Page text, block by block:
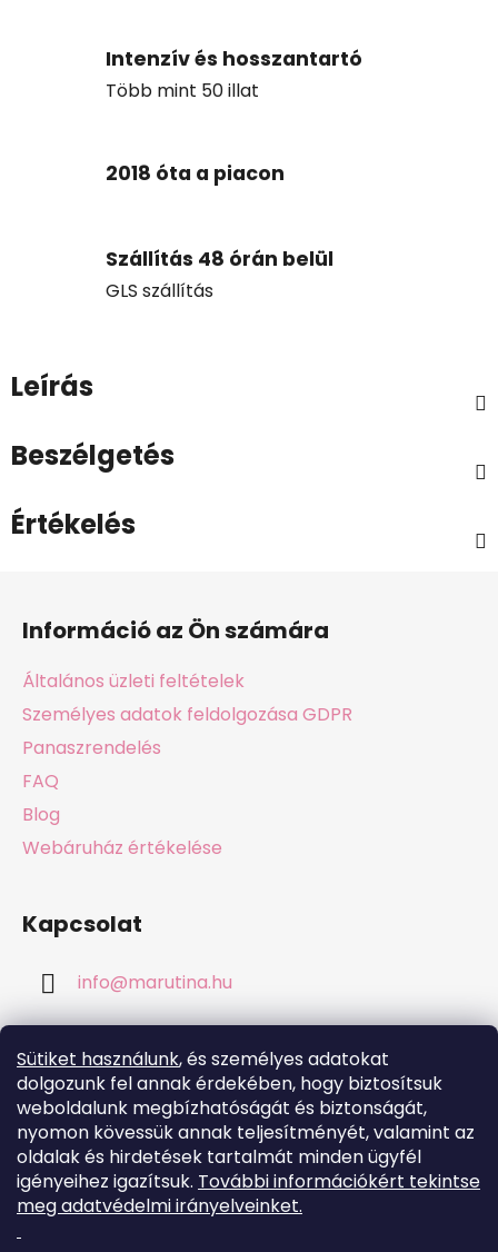
Sütiket használunk, és személyes adatokat
dolgozunk fel annak érdekében, hogy biztosítsuk
weboldalunk megbízhatóságát és biztonságát,
nyomon kövessük annak teljesítményét, valamint az
oldalak és hirdetések tartalmát minden ügyfél
igényeihez igazítsuk. További információkért tekintse
meg adatvédelmi irányelveinket.
Intenzív és hosszantartó
Több mint 50 illat
2018 óta a piacon
Szállítás 48 órán belül
GLS szállítás
Leírás
Beszélgetés
Értékelés
Információ az Ön számára
Általános üzleti feltételek
Személyes adatok feldolgozása GDPR
Panaszrendelés
FAQ
Blog
Webáruház értékelése
Kapcsolat
info@marutina.hu
Online fizetési lehetőséget biztosítunk